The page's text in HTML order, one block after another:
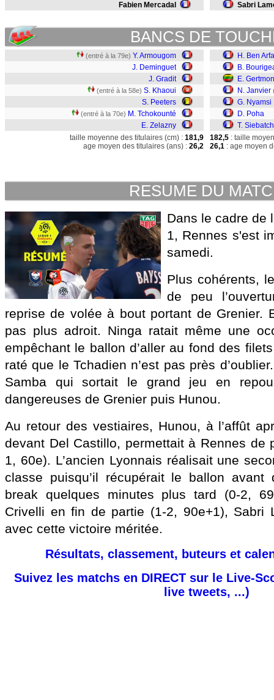
Fabien Mercadal Sabri
BANCS DE
(entré à la 79e) Y. Armougom
J. Deminguet
J. Gradit
(entré à la 58e) S. Khaoui
S. Peeters
(entré à la 70e) M. Tchokounté
E. Zelazny
H. Ben Arfa
B.
E.
N. Janvier
G. Nyamsi
D. Poha
T.
taille moyenne des titulaires (cm) : 181,9
age moyen des titulaires (ans) : 26,2
182,5 : taille
26,1 : age moyen
RESUME DU
Dans le cadre de
1, Rennes s'est
samedi.
Plus cohérents,
de peu
reprise de volée à bout portant de Grenier.
pas plus adroit. Ninga ratait même une
empêchant le ballon d’aller au fond des
raté que le Tchadien n’est pas près
Samba qui sortait le grand jeu en
dangereuses de Grenier puis Hunou.
Au retour des vestiaires, Hunou, à l’affût
devant Del Castillo, permettait à Rennes de
1, 60e). L’ancien Lyonnais réalisait une
classe puisqu’il récupérait le ballon
break quelques minutes plus tard (0-2,
Crivelli en fin de partie (1-2, 90e+1), Sabri
avec cette victoire méritée.
Résultats, classement, buteurs et
Suivez les matchs en DIRECT sur le Live-
live tweets, ...)